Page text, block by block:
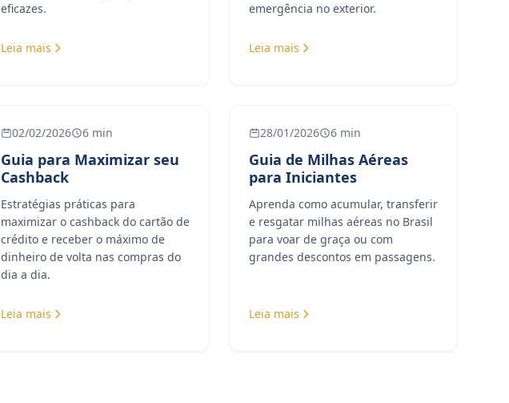
eficazes.
Leia mais
emergência no exterior.
Leia mais
02/02/2026 6 min
Guia para Maximizar seu
Cashback
Estratégias práticas para
maximizar o cashback do cartão de
crédito e receber o máximo de
dinheiro de volta nas compras do
dia a dia.
Leia mais
28/01/2026 6 min
Guia de Milhas Aéreas
para Iniciantes
Aprenda como acumular, transferir
e resgatar milhas aéreas no Brasil
para voar de graça ou com
grandes descontos em passagens.
Leia mais